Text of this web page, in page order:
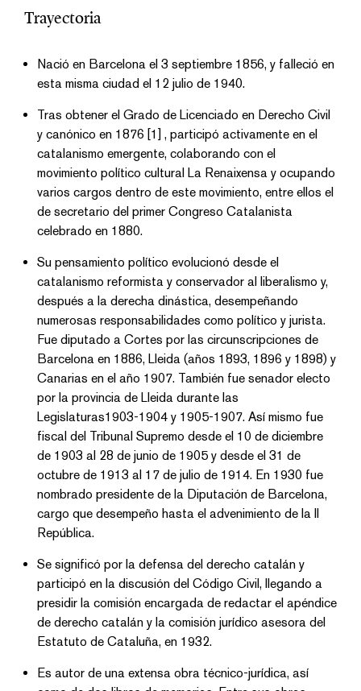
Trayectoria
Nació en Barcelona el 3 septiembre 1856, y falleció en
esta misma ciudad el 12 julio de 1940.
Tras obtener el Grado de Licenciado en Derecho Civil
y canónico en 1876 [1] , participó activamente en el
catalanismo emergente, colaborando con el
movimiento político cultural La Renaixensa y ocupando
varios cargos dentro de este movimiento, entre ellos el
de secretario del primer Congreso Catalanista
celebrado en 1880.
Su pensamiento político evolucionó desde el
catalanismo reformista y conservador al liberalismo y,
después a la derecha dinástica, desempeñando
numerosas responsabilidades como político y jurista.
Fue diputado a Cortes por las circunscripciones de
Barcelona en 1886, Lleida (años 1893, 1896 y 1898) y
Canarias en el año 1907. También fue senador electo
por la provincia de Lleida durante las
Legislaturas1903-1904 y 1905-1907. Así mismo fue
fiscal del Tribunal Supremo desde el 10 de diciembre
de 1903 al 28 de junio de 1905 y desde el 31 de
octubre de 1913 al 17 de julio de 1914. En 1930 fue
nombrado presidente de la Diputación de Barcelona,
cargo que desempeño hasta el advenimiento de la II
República.
Se significó por la defensa del derecho catalán y
participó en la discusión del Código Civil, llegando a
presidir la comisión encargada de redactar el apéndice
de derecho catalán y la comisión jurídico asesora del
Estatuto de Cataluña, en 1932.
Es autor de una extensa obra técnico-jurídica, así